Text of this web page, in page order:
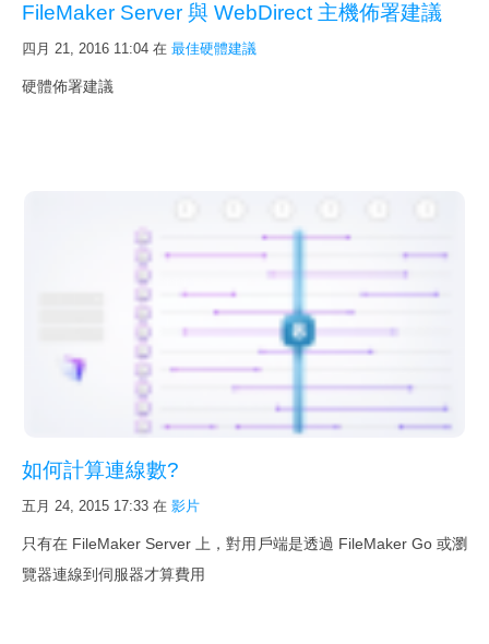
FileMaker Server 與 WebDirect 主機佈署建議
四月 21, 2016 11:04 在 最佳硬體建議
硬體佈署建議
如何計算連線數?
五月 24, 2015 17:33 在 影片
只有在 FileMaker Server 上，對用戶端是透過 FileMaker Go 或瀏
覽器連線到伺服器才算費用